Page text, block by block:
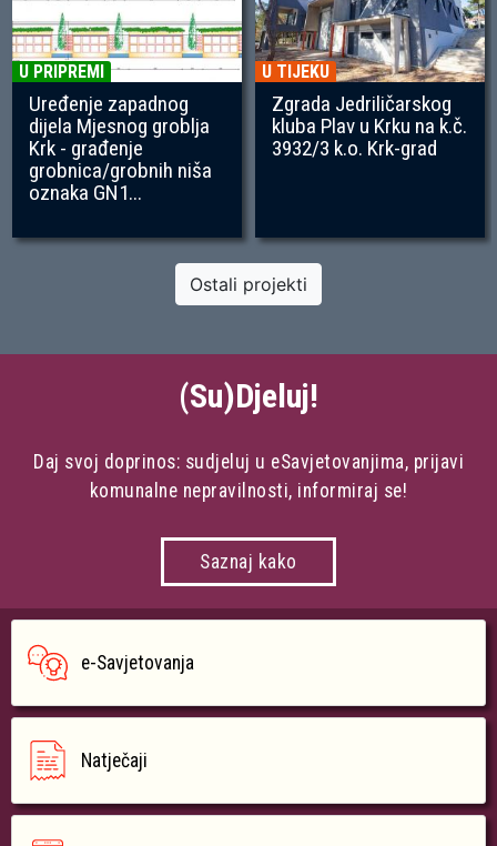
U PRIPREMI
Uređenje zapadnog
dijela Mjesnog groblja
Krk - građenje
grobnica/grobnih niša
oznaka GN1...
U TIJEKU
Zgrada Jedriličarskog
kluba Plav u Krku na k.č.
3932/3 k.o. Krk-grad
Ostali projekti
(Su)Djeluj!
Daj svoj doprinos: sudjeluj u eSavjetovanjima, prijavi
komunalne nepravilnosti, informiraj se!
Saznaj kako
e-Savjetovanja
Natječaji